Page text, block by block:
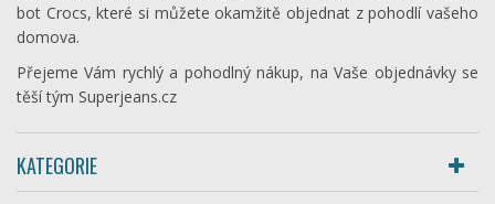
bot Crocs, které si můžete okamžitě objednat z pohodlí vašeho
domova.
Přejeme Vám rychlý a pohodlný nákup, na Vaše objednávky se
těší tým Superjeans.cz
KATEGORIE